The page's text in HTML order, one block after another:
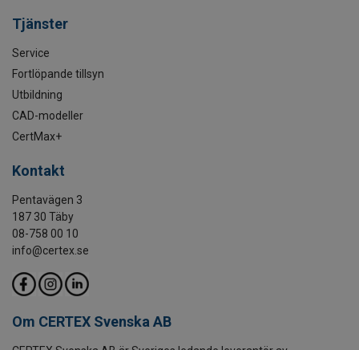
Tjänster
Service
Fortlöpande tillsyn
Utbildning
CAD-modeller
CertMax+
Kontakt
Pentavägen 3
187 30 Täby
08-758 00 10
info@certex.se
Om CERTEX Svenska AB